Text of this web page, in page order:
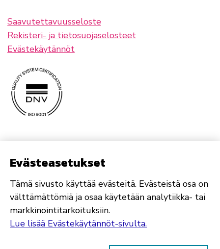
Saavutettavuusseloste
Rekisteri- ja tietosuojaselosteet
Evästekäytännöt
Evästeasetukset
Tämä sivusto käyttää evästeitä. Evästeistä osa on
välttämättömiä ja osaa käytetään analytiikka- tai
markkinointitarkoituksiin.
Lue lisää Evästekäytännöt-sivulta.